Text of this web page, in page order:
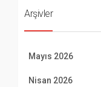
Arşivler
Mayıs 2026
Nisan 2026